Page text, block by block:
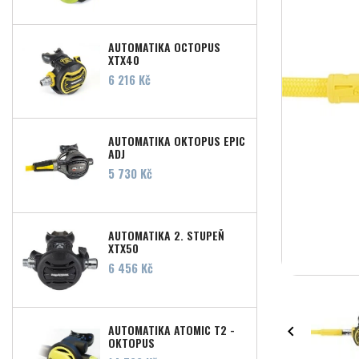
AUTOMATIKA OCTOPUS
XTX40
Cena
6 216 Kč
AUTOMATIKA OKTOPUS EPIC
ADJ
Cena
5 730 Kč
AUTOMATIKA 2. STUPEŇ
XTX50
Cena
6 456 Kč
AUTOMATIKA ATOMIC T2 -
OKTOPUS
